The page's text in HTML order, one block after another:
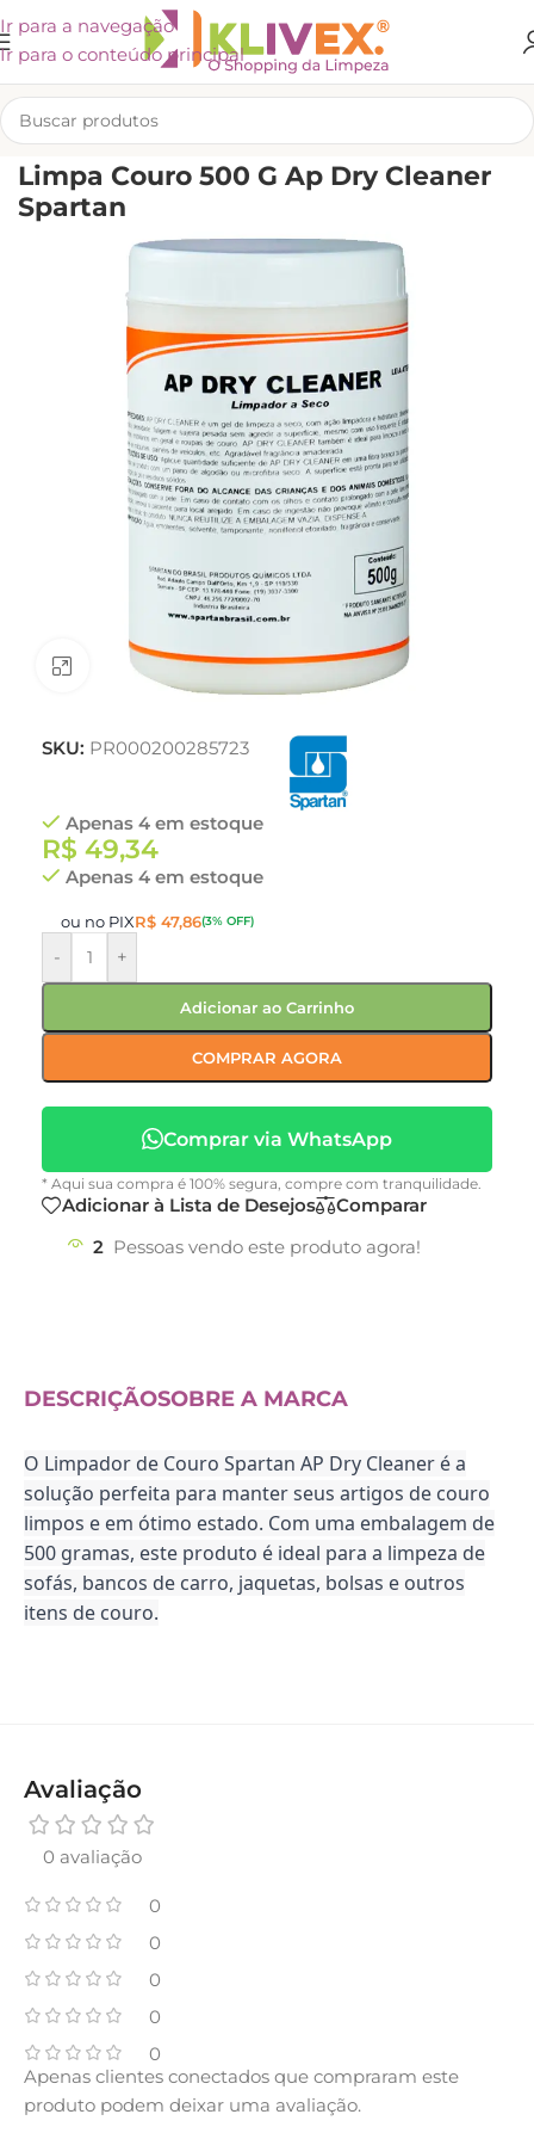
Ir para a navegação
Ir para o conteúdo principal
INÍCIO/SPARTAN
Limpa Couro 500 G Ap Dry Cleaner
Spartan
Clique para ampliar
SKU: PR000200285723
Apenas 4 em estoque
R$ 49,34
Apenas 4 em estoque
ou no PIXR$ 47,86(3% OFF)
- +
Adicionar ao Carrinho
COMPRAR AGORA
Comprar via WhatsApp
* Aqui sua compra é 100% segura, compre com tranquilidade.
Adicionar à Lista de Desejos
Comparar
2 Pessoas vendo este produto agora!
DESCRIÇÃOSOBRE A MARCA
O Limpador de Couro Spartan AP Dry Cleaner é a
solução perfeita para manter seus artigos de couro
limpos e em ótimo estado. Com uma embalagem de
500 gramas, este produto é ideal para a limpeza de
sofás, bancos de carro, jaquetas, bolsas e outros
itens de couro.
Avaliação
0 avaliação
0
0
0
0
0
Apenas clientes conectados que compraram este
produto podem deixar uma avaliação.